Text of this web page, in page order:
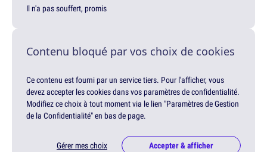
Il n'a pas souffert, promis
Contenu bloqué par vos choix de cookies
Ce contenu est fourni par un service tiers. Pour l'afficher, vous
devez accepter les cookies dans vos paramètres de confidentialité.
Modifiez ce choix à tout moment via le lien "Paramètres de Gestion
de la Confidentialité" en bas de page.
Gérer mes choix Accepter & afficher